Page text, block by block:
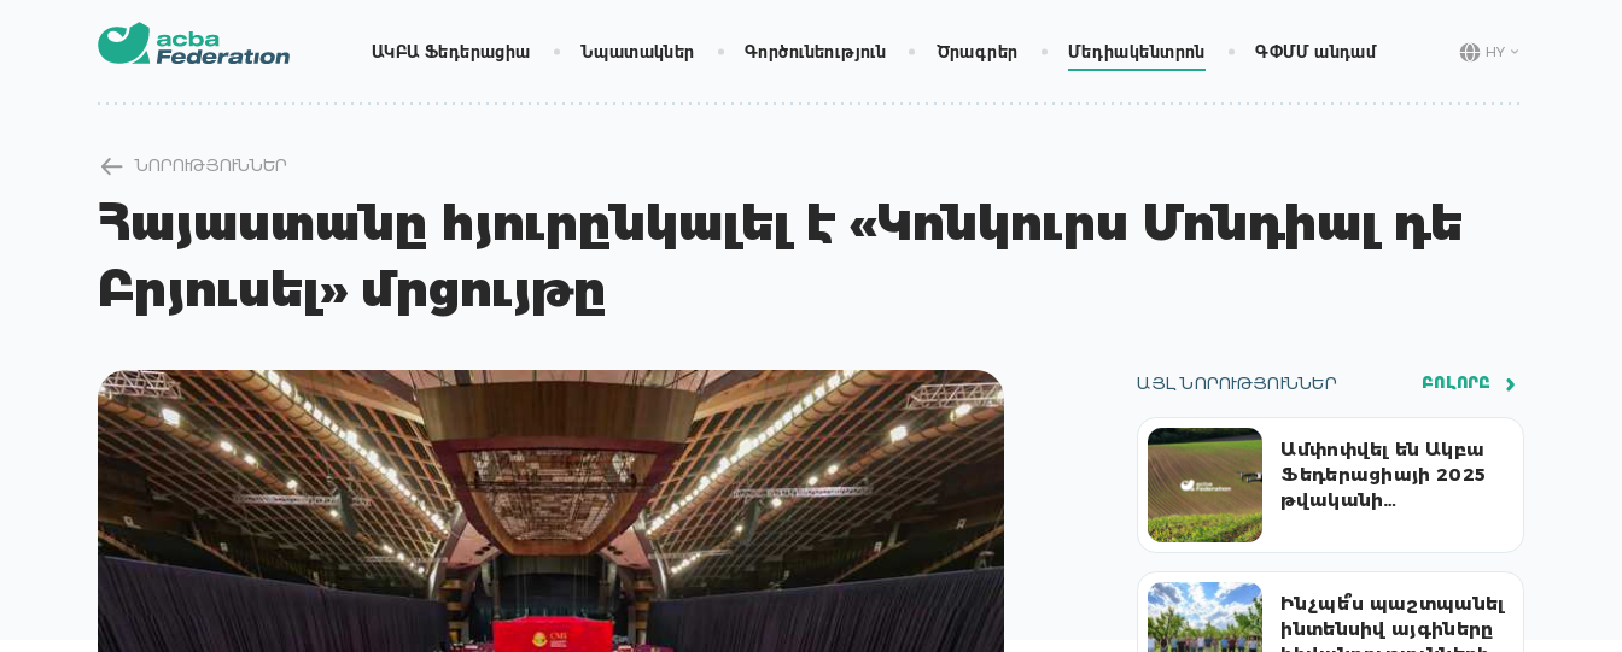
ԱԿԲԱ Ֆեդերացիա Նպատակներ Գործունեություն Ծրագրեր Մեդիակենտրոն ԳՓՄՄ անդամ HY
ՆՈՐՈՒԹՅՈՒՆՆԵՐ
Հայաստանը հյուրընկալել է «Կոնկուրս Մոնդիալ դե
Բրյուսել» մրցույթը
ԱՅԼ ՆՈՐՈՒԹՅՈՒՆՆԵՐ ԲՈԼՈՐԸ
Ամփոփվել են Ակբա
Ֆեդերացիայի 2025
թվականի
արդյունքները
Ինչպե՞ս պաշտպանել
ինտենսիվ այգիները